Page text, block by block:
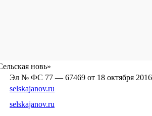
новь»
Эл № ФС 77 — 67469 от 18 октября
selskajanov.ru
selskajanov.ru